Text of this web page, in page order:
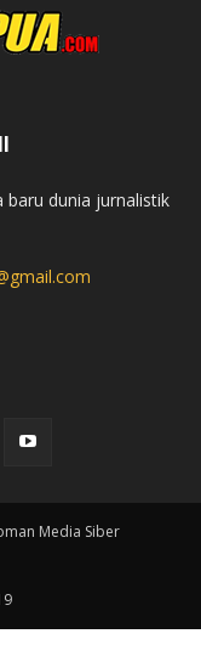
baru dunia jurnalistik
Media Siber